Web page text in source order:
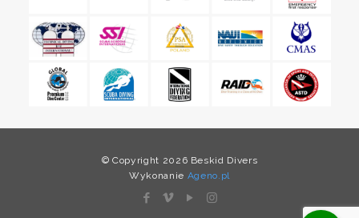
© Copyright 2026 Beskid Divers
Wykonanie Ageno.pl